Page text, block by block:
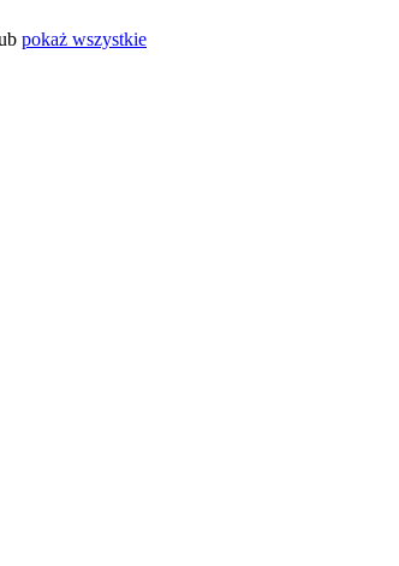
pokaż wszystkie